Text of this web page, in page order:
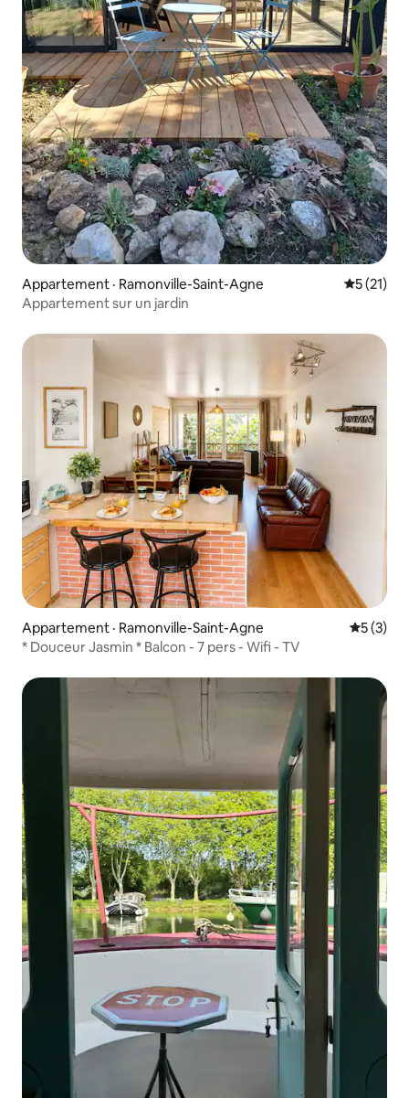
Appartement · Ramonville-Saint-Agne Note
5 (21)
Appartement sur un jardin
Appartement · Ramonville-Saint-Agne Note
5 (3)
* Douceur Jasmin * Balcon - 7 pers - Wifi - TV